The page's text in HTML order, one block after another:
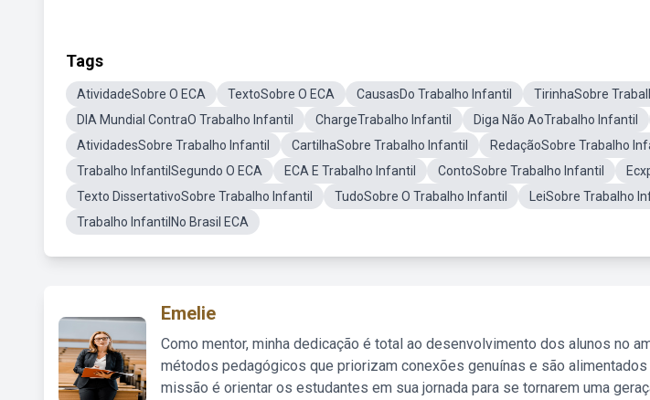
Tags
AtividadeSobre O ECA TextoSobre O ECA CausasDo Trabalho Infantil
TirinhaSobre
DIA Mundial ContraO Trabalho Infantil
ChargeTrabalho Infantil Diga Não AoTrabalho Infantil
AtividadesSobre Trabalho Infantil
CartilhaSobre Trabalho Infantil
RedaçãoSobre Trabalho
Trabalho InfantilSegundo O ECA
ECA E Trabalho Infantil ContoSobre Trabalho Infantil
Texto DissertativoSobre Trabalho Infantil
TudoSobre O Trabalho Infantil
LeiSobre Trabalho
Trabalho InfantilNo Brasil ECA
Emelie
Como mentor, minha dedicação é total ao desenvolvimento dos alunos no
métodos pedagógicos que priorizam conexões genuínas e são
missão é orientar os estudantes em sua jornada para se tornarem uma